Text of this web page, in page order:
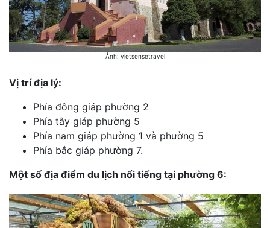
Ảnh: vietsensetravel
Vị trí địa lý:
Phía đông giáp phường 2
Phía tây giáp phường 5
Phía nam giáp phường 1 và phường 5
Phía bắc giáp phường 7.
Một số địa điểm du lịch nổi tiếng tại phường 6: